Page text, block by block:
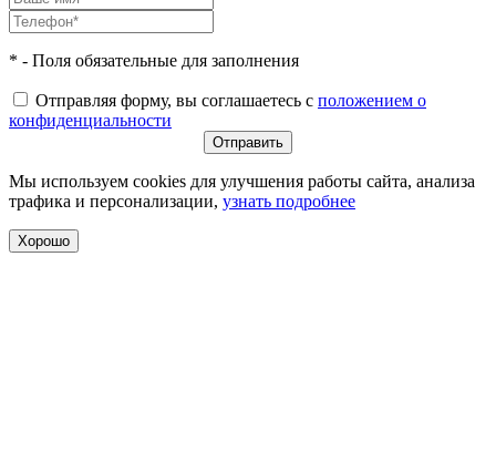
* - Поля обязательные для заполнения
Отправляя форму, вы соглашаетесь с положением о
конфиденциальности
Мы используем cookies для улучшения работы сайта, анализа
трафика и персонализации, узнать подробнее
Хорошо